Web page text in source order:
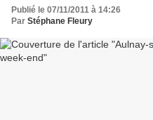
Publié le 07/11/2011 à 14:26
Par Stéphane Fleury